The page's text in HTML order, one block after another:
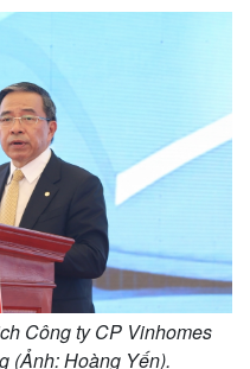
Công ty CP Vinhomes
(Ảnh: Hoàng Yến).